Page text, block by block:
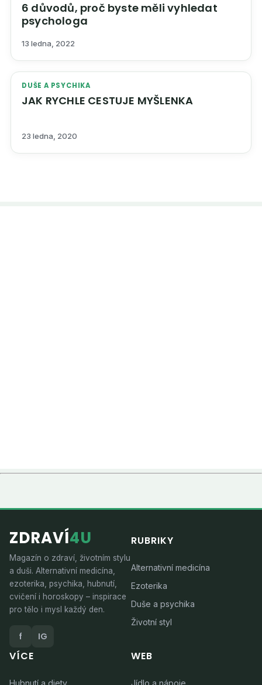
6 důvodů, proč byste měli vyhledat
psychologa
13 ledna, 2022
DUŠE A PSYCHIKA
JAK RYCHLE CESTUJE MYŠLENKA
23 ledna, 2020
ZDRAVÍ4U
Magazín o zdraví, životním stylu
a duši. Alternativní medicína,
ezoterika, psychika, hubnutí,
cvičení i horoskopy – inspirace
pro tělo i mysl každý den.
f IG
RUBRIKY
Alternativní medicína
Ezoterika
Duše a psychika
Životní styl
VÍCE WEB